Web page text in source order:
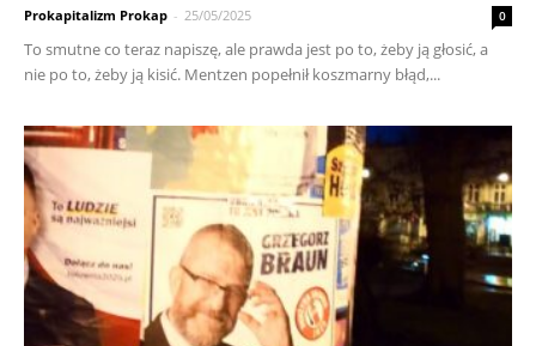
Prokapitalizm Prokap - 25/05/2025 0
To smutne co teraz napiszę, ale prawda jest po to, żeby ją głosić, a
nie po to, żeby ją kisić. Mentzen popełnił koszmarny błąd,...